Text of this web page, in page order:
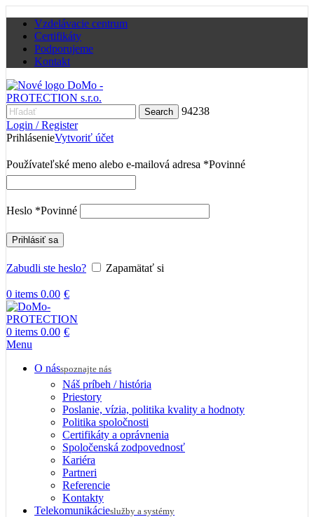
Vzdelávacie centrum
Certifikáty
Podporujeme
Kontakt
Search
94238
Login / Register
PrihlásenieVytvoriť účet
Používateľské meno alebo e-mailová adresa *Povinné
Heslo *Povinné
Prihlásiť sa
Zabudli ste heslo? Zapamätať si
0 items 0.00 €
0 items 0.00 €
Menu
O násspoznajte nás
Náš príbeh / história
Priestory
Poslanie, vízia, politika kvality a hodnoty
Politika spoločnosti
Certifikáty a oprávnenia
Spoločenská zodpovednosť
Kariéra
Partneri
Referencie
Kontakty
Telekomunikácieslužby a systémy